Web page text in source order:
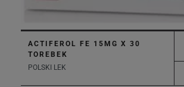
ACTIFEROL FE 15MG X 30
TOREBEK
POLSKI LEK